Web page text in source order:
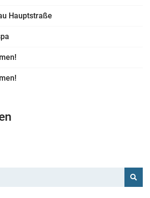
Hauptstraße